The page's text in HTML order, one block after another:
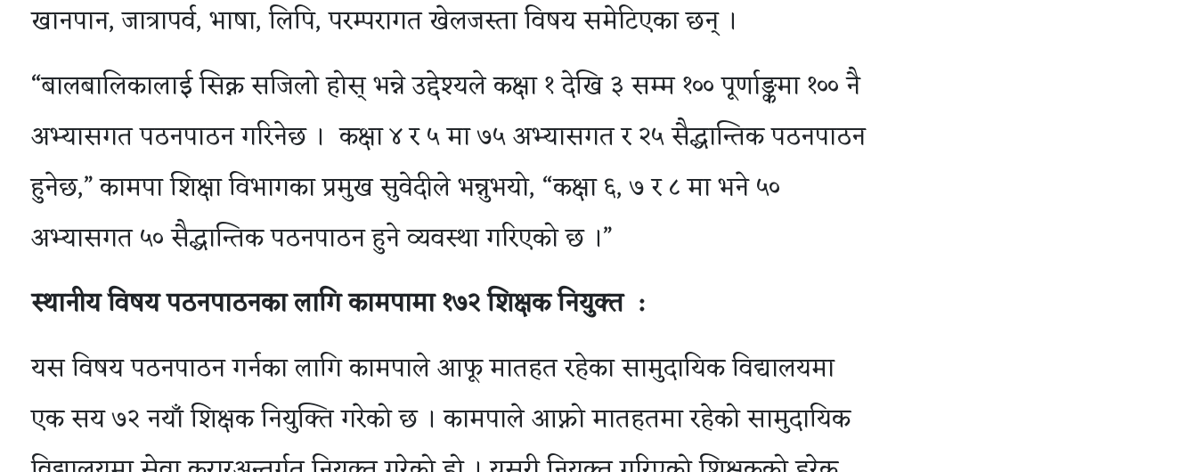
खानपान, जात्रापर्व, भाषा, लिपि, परम्परागत खेलजस्ता विषय समेटिएका छन् ।
“बालबालिकालाई सिक्न सजिलो होस् भन्ने उद्देश्यले कक्षा १ देखि ३ सम्म १०० पूर्णाङ्कमा १०० नै
अभ्यासगत पठनपाठन गरिनेछ । कक्षा ४ र ५ मा ७५ अभ्यासगत र २५ सैद्धान्तिक पठनपाठन
हुनेछ,” कामपा शिक्षा विभागका प्रमुख सुवेदीले भन्नुभयो, “कक्षा ६, ७ र ८ मा भने ५०
अभ्यासगत ५० सैद्धान्तिक पठनपाठन हुने व्यवस्था गरिएको छ ।”
स्थानीयविषयपठनपाठनकालागिकामपामा१७२शिक्षकनियुक्त:
यस विषय पठनपाठन गर्नका लागि कामपाले आफू मातहत रहेका सामुदायिक विद्यालयमा
एक सय ७२ नयाँ शिक्षक नियुक्ति गरेको छ । कामपाले आफ्नो मातहतमा रहेको सामुदायिक